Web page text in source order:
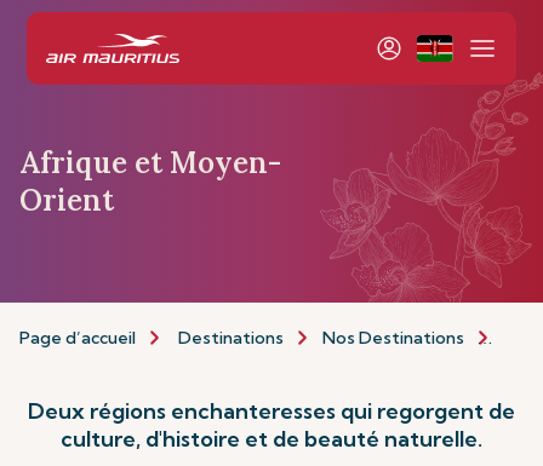
Afrique et Moyen-
Orient
Page d’accueil Destinations Nos Destinations
Deux régions enchanteresses qui regorgent de
culture, d'histoire et de beauté naturelle.